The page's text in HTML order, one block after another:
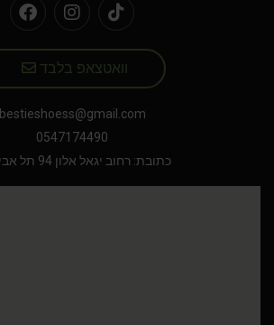
וואטצאפ בלבד
bestieshoess@gmail.com
0547174490
כתובת: רחוב יגאל אלון 94 תל אביב יפו